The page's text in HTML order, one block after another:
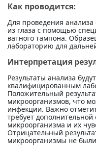
Как проводится:
Для проведения анализа
из глаза с помощью
ватного тампона.
лабораторию для
Интерпретация
Результаты анализа
квалифицированным
Положительный
микроорганизмов, что
инфекции. Важно
требует
микроорганизма и их
Отрицательный
микроорганизмы не